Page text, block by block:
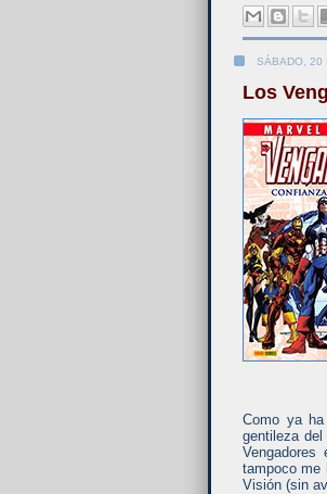
SÁBADO, 20
Los
Como ya
gentileza
tampoco me
Visión (sin